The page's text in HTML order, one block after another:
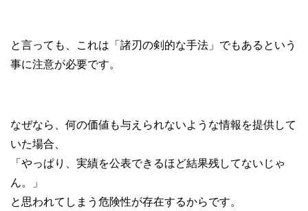
と言っても、これは「諸刃の剣的な手法」でもあるという
事に注意が必要です。
なぜなら、何の価値も与えられないような情報を提供して
いた場合、
「やっぱり、実績を公表できるほど結果残してないじゃ
ん。」
と思われてしまう危険性が存在するからです。